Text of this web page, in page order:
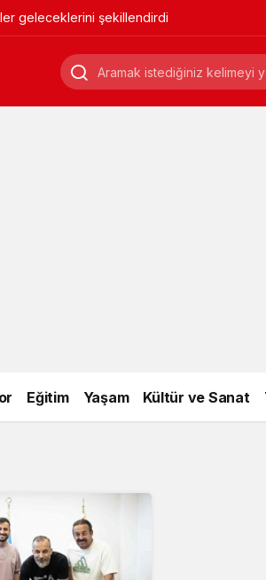
geleceklerini şekillendirdi
Eğitim Yaşam Kültür ve Sanat